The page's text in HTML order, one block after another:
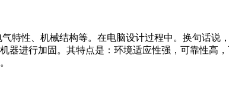
特性、机械结构等。在电脑设计过程中。换句话
器进行加固。其特点是：环境适应性强，可靠性高